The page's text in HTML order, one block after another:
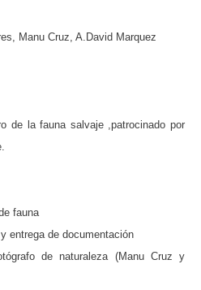
Manu Cruz, A.David Marquez
de la fauna salvaje ,patrocinado por
fauna
entrega de documentación
de naturaleza (Manu Cruz y